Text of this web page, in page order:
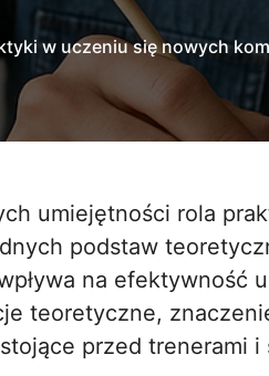
w uczeniu się nowych
podstaw
na efektywność
teoretyczne,
przed trenerami